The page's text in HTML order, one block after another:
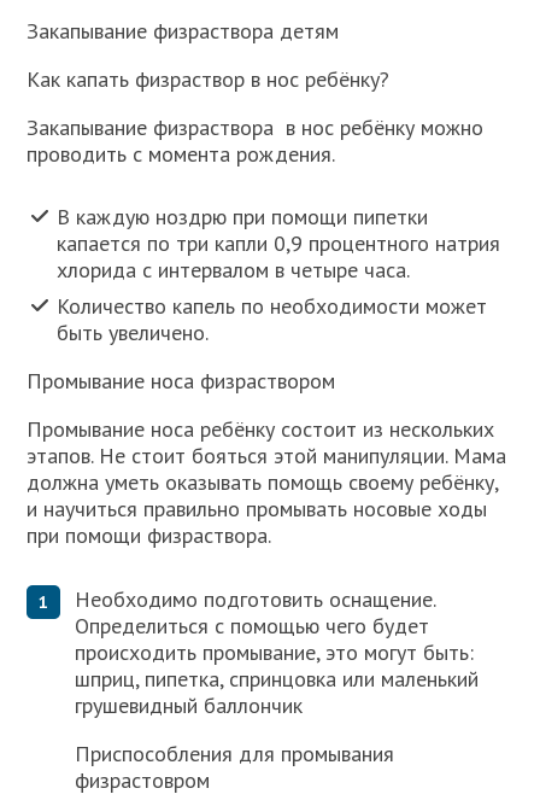
Закапывание физраствора детям
Как капать физраствор в нос ребёнку?
Закапывание физраствора в нос ребёнку можно
проводить с момента рождения.
В каждую ноздрю при помощи пипетки
капается по три капли 0,9 процентного натрия
хлорида с интервалом в четыре часа.
Количество капель по необходимости может
быть увеличено.
Промывание носа физраствором
Промывание носа ребёнку состоит из нескольких
этапов. Не стоит бояться этой манипуляции. Мама
должна уметь оказывать помощь своему ребёнку,
и научиться правильно промывать носовые ходы
при помощи физраствора.
Необходимо подготовить оснащение.
Определиться с помощью чего будет
происходить промывание, это могут быть:
шприц, пипетка, спринцовка или маленький
грушевидный баллончик
Приспособления для промывания
физрастовром